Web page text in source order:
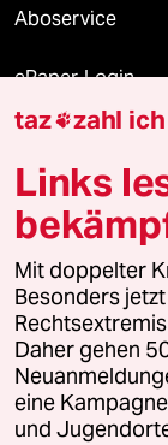
Aboservice
ePaper Login
Downloads für
© 2026 taz
Alle Rechte
wenden Sie sich bitte
Feedback
Leitlinie
taz zahl ich
Links
Mit doppelter
Besonders
Daher gehen
eine
und